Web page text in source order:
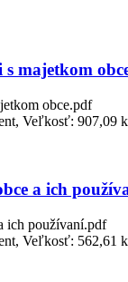
majetkom
obce.pdf
Veľkosť: 907,09
a ich
ich používaní.pdf
Veľkosť: 562,61